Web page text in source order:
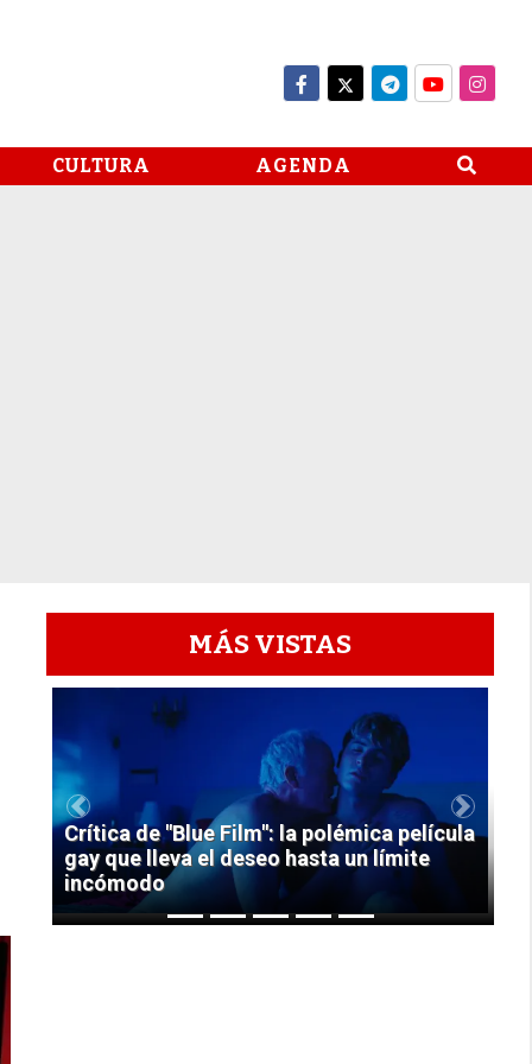
CULTURA AGENDA
MÁS VISTAS
Crítica de "Blue Film": la polémica película
gay que lleva el deseo hasta un límite
incómodo
Previous Next